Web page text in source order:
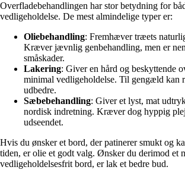
Overfladebehandlingen har stor betydning for
vedligeholdelse. De mest almindelige typer er:
Oliebehandling: Fremhæver træets
Kræver jævnlig genbehandling, men er
småskader.
Lakering: Giver en hård og beskyttende
minimal vedligeholdelse. Til gengæld kan
udbedre.
Sæbebehandling: Giver et lyst, mat
nordisk indretning. Kræver dog hyppig
udseendet.
Hvis du ønsker et bord, der patinerer smukt og
tiden, er olie et godt valg. Ønsker du derimod et
vedligeholdelsesfrit bord, er lak et bedre bud.